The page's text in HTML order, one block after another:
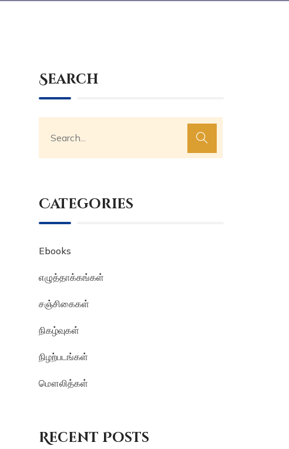
Search
Categories
Ebooks
எழுத்தாக்கங்கள்
சஞ்சிகைகள்
நிகழ்வுகள்
நிழற்படங்கள்
மௌலித்கள்
Recent Posts